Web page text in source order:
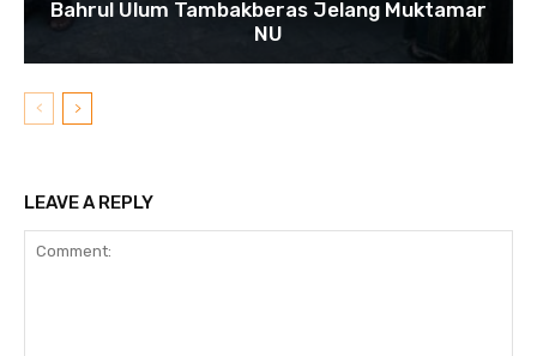
Bahrul Ulum Tambakberas Jelang Muktamar
NU
LEAVE A REPLY